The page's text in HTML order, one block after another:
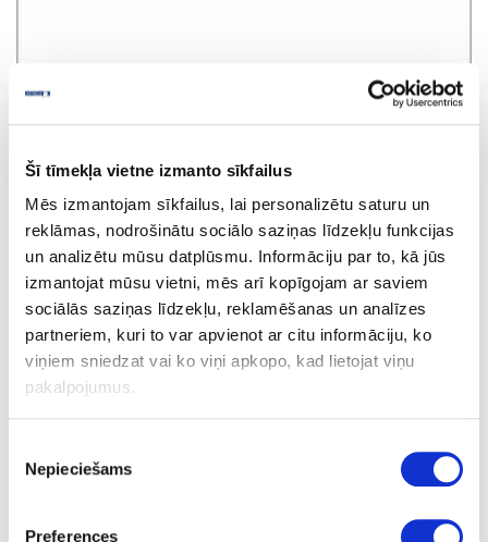
Šī tīmekļa vietne izmanto sīkfailus
Mēs izmantojam sīkfailus, lai personalizētu saturu un
reklāmas, nodrošinātu sociālo saziņas līdzekļu funkcijas
un analizētu mūsu datplūsmu. Informāciju par to, kā jūs
izmantojat mūsu vietni, mēs arī kopīgojam ar saviem
sociālās saziņas līdzekļu, reklamēšanas un analīzes
partneriem, kuri to var apvienot ar citu informāciju, ko
viņiem sniedzat vai ko viņi apkopo, kad lietojat viņu
pakalpojumus.
izvēle
Nepieciešams
Preferences
īpaša cena